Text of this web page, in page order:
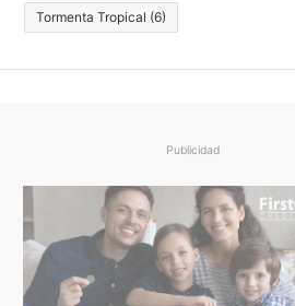
Tormenta Tropical (6)
Publicidad